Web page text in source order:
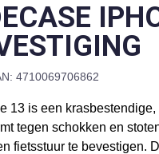
4710069706862
13 is een
tegen schokken en
fietsstuur te bevestigen.